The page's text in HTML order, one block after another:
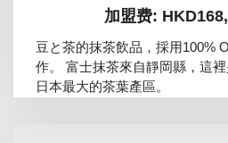
加盟费:
豆と茶的抹茶飲品，採用100%
作。 富士抹茶來自靜岡縣，這
日本最大的茶葉產區。